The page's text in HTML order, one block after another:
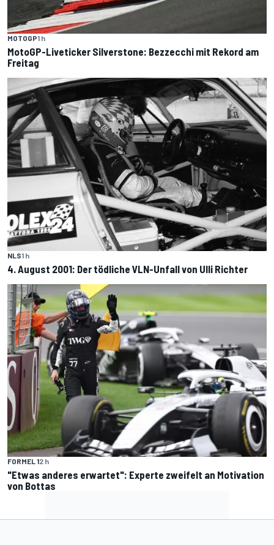
MOTOGP1 h
MotoGP-Liveticker Silverstone: Bezzecchi mit Rekord am
Freitag
NLS1 h
4. August 2001: Der tödliche VLN-Unfall von Ulli Richter
FORMEL 12 h
"Etwas anderes erwartet": Experte zweifelt an Motivation
von Bottas